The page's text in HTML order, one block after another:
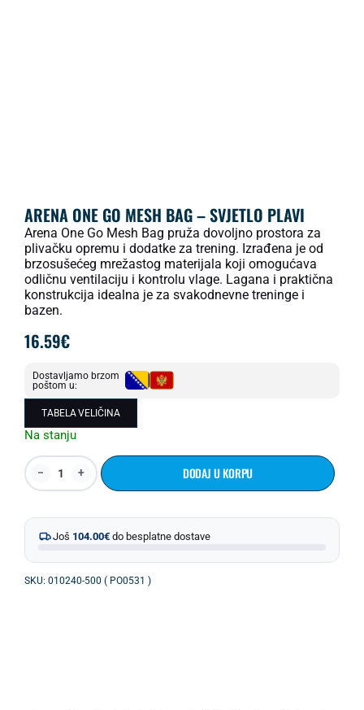
ARENA ONE GO MESH BAG – SVJETLO PLAVI
Arena One Go Mesh Bag pruža dovoljno prostora za
plivačku opremu i dodatke za trening. Izrađena je od
brzosušećeg mrežastog materijala koji omogućava
odličnu ventilaciju i kontrolu vlage. Lagana i praktična
konstrukcija idealna je za svakodnevne treninge i
bazen.
16.59€
Dostavljamo brzom
poštom u:
TABELA VELIČINA
Na stanju
DODAJ U KORPU
Još 104.00€ do besplatne dostave
SKU: 010240-500 ( PO0531 )